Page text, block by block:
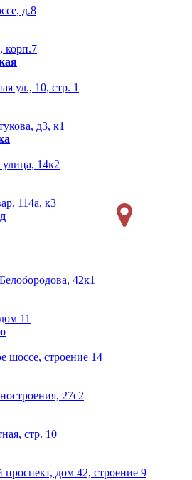
д.8
корп.7
ул., 10, стр. 1
д3, к1
14к2
114а, к3
42к1
11
шоссе, строение 14
27с2
стр. 10
дом 42, строение 9